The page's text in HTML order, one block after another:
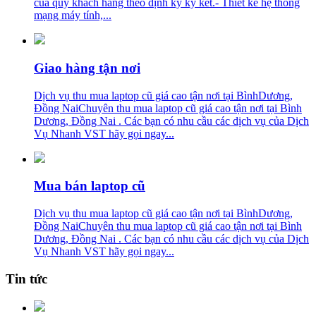
của quý khách hàng theo định kỳ ký kết.- Thiết kế hệ thống
mạng máy tính,...
Giao hàng tận nơi
Dịch vụ thu mua laptop cũ giá cao tận nơi tại BìnhDương,
Đồng NaiChuyên thu mua laptop cũ giá cao tận nơi tại Bình
Dương, Đồng Nai . Các bạn có nhu cầu các dịch vụ của Dịch
Vụ Nhanh VST hãy gọi ngay...
Mua bán laptop cũ
Dịch vụ thu mua laptop cũ giá cao tận nơi tại BìnhDương,
Đồng NaiChuyên thu mua laptop cũ giá cao tận nơi tại Bình
Dương, Đồng Nai . Các bạn có nhu cầu các dịch vụ của Dịch
Vụ Nhanh VST hãy gọi ngay...
Tin tức